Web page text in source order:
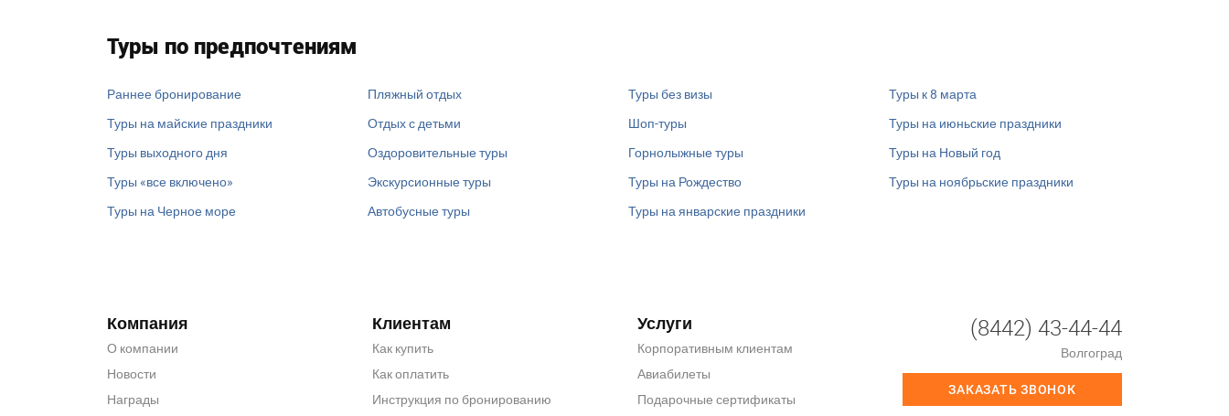
Туры по предпочтениям
Раннее бронирование
Туры на майские праздники
Туры выходного дня
Туры «все включено»
Туры на Черное море
Пляжный отдых
Отдых с детьми
Оздоровительные туры
Экскурсионные туры
Автобусные туры
Туры без визы
Шоп-туры
Горнолыжные туры
Туры на Рождество
Туры на январские праздники
Туры к 8 марта
Туры на июньские праздники
Туры на Новый год
Туры на ноябрьские праздники
Компания
О компании
Новости
Награды
Клиентам
Как купить
Как оплатить
Инструкция по бронированию
Услуги
Корпоративным клиентам
Авиабилеты
Подарочные сертификаты
(8442) 43-44-44
Волгоград
ЗАКАЗАТЬ ЗВОНОК